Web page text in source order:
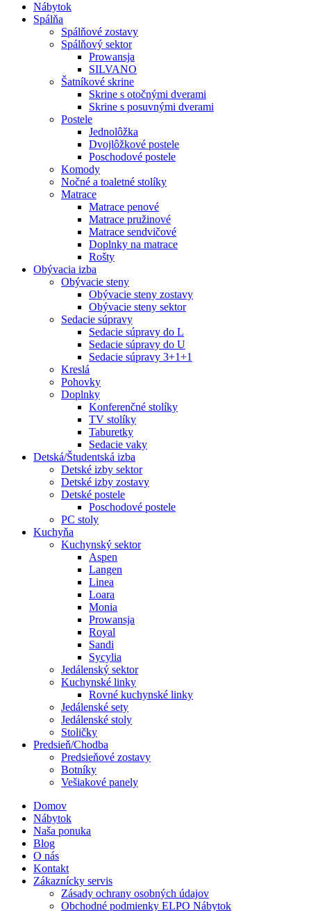
Nábytok
Spálňa
Spálňové zostavy
Spálňový sektor
Prowansja
SILVANO
Šatníkové skrine
Skrine s otočnými dverami
Skrine s posuvnými dverami
Postele
Jednolôžka
Dvojlôžkové postele
Poschodové postele
Komody
Nočné a toaletné stolíky
Matrace
Matrace penové
Matrace pružinové
Matrace sendvičové
Doplnky na matrace
Rošty
Obývacia izba
Obývacie steny
Obývacie steny zostavy
Obývacie steny sektor
Sedacie súpravy
Sedacie súpravy do L
Sedacie súpravy do U
Sedacie súpravy 3+1+1
Kreslá
Pohovky
Doplnky
Konferenčné stolíky
TV stolíky
Taburetky
Sedacie vaky
Detská/Študentská izba
Detské izby sektor
Detské izby zostavy
Detské postele
Poschodové postele
PC stoly
Kuchyňa
Kuchynský sektor
Aspen
Langen
Linea
Loara
Monia
Prowansja
Royal
Sandi
Sycylia
Jedálenský sektor
Kuchynské linky
Rovné kuchynské linky
Jedálenské sety
Jedálenské stoly
Stoličky
Predsieň/Chodba
Predsieňové zostavy
Botníky
Vešiakové panely
Domov
Nábytok
Naša ponuka
Blog
O nás
Kontakt
Zákaznícky servis
Zásady ochrany osobných údajov
Obchodné podmienky ELPO Nábytok